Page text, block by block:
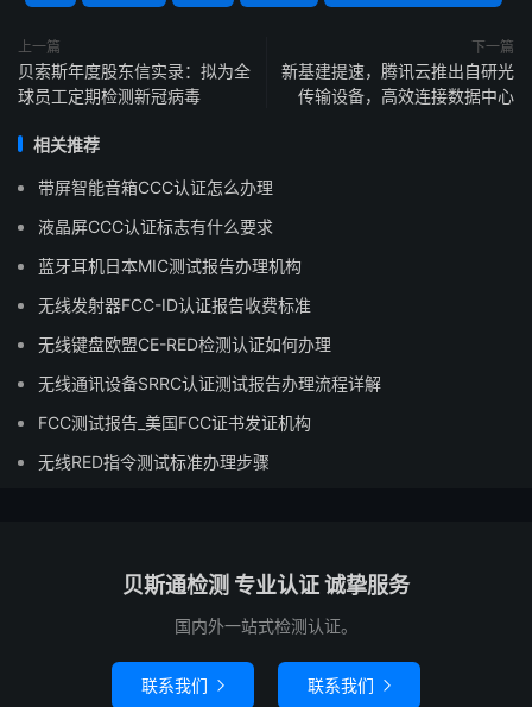
上一篇
贝索斯年度股东信实录：拟为全
球员工定期检测新冠病毒
下一篇
新基建提速，腾讯云推出自研光
传输设备，高效连接数据中心
相关推荐
带屏智能音箱CCC认证怎么办理
液晶屏CCC认证标志有什么要求
蓝牙耳机日本MIC测试报告办理机构
无线发射器FCC-ID认证报告收费标准
无线键盘欧盟CE-RED检测认证如何办理
无线通讯设备SRRC认证测试报告办理流程详解
FCC测试报告_美国FCC证书发证机构
无线RED指令测试标准办理步骤
贝斯通检测 专业认证 诚挚服务
国内外一站式检测认证。
联系我们  联系我们 